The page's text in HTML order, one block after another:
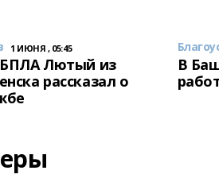
1 ИЮНЯ , 05:45
Лютый из
рассказал о
В